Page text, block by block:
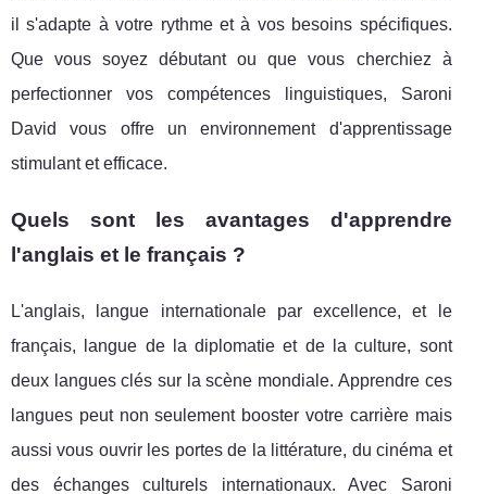
il s'adapte à votre rythme et à vos besoins spécifiques.
Que vous soyez débutant ou que vous cherchiez à
perfectionner vos compétences linguistiques, Saroni
David vous offre un environnement d'apprentissage
stimulant et efficace.
Quels sont les avantages d'apprendre
l'anglais et le français ?
L'anglais, langue internationale par excellence, et le
français, langue de la diplomatie et de la culture, sont
deux langues clés sur la scène mondiale. Apprendre ces
langues peut non seulement booster votre carrière mais
aussi vous ouvrir les portes de la littérature, du cinéma et
des échanges culturels internationaux. Avec Saroni